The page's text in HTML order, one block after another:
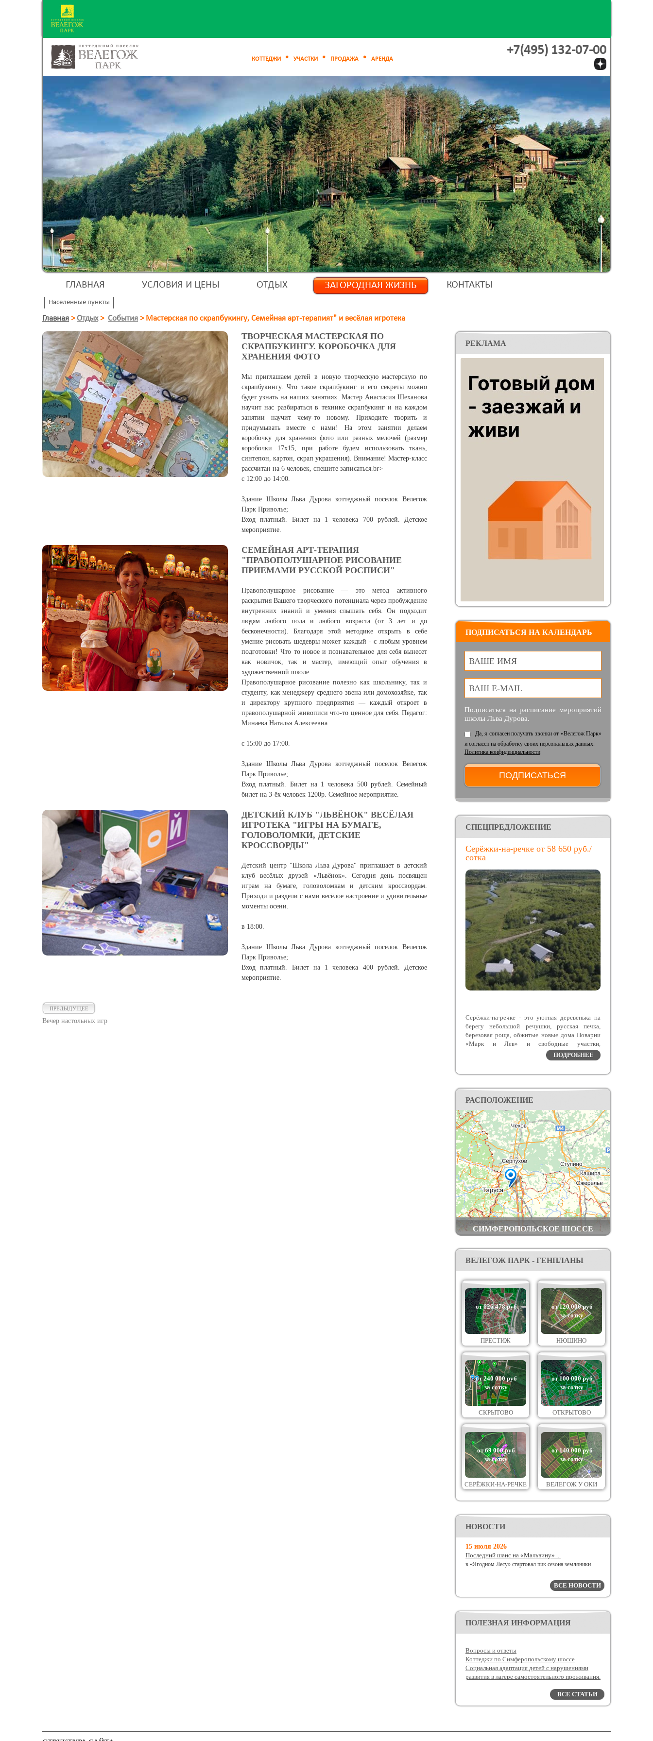
КОТТЕДЖИ УЧАСТКИ ПРОДАЖА АРЕНДА
+7(495) 132-07-00
ГЛАВНАЯ УСЛОВИЯ И ЦЕНЫ ОТДЫХ ЗАГОРОДНАЯ ЖИЗНЬ
Населенные пункты
КОНТАКТЫ
Главная > Отдых > События > Мастерская по скрапбукингу, Семейная арт-терапият" и весёлая игротека
ТВОРЧЕСКАЯ МАСТЕРСКАЯ ПО
СКРАПБУКИНГУ. КОРОБОЧКА ДЛЯ
ХРАНЕНИЯ ФОТО
Мы приглашаем детей в новую творческую мастерскую по
скрапбукингу. Что такое скрапбукинг и его секреты можно
будет узнать на наших занятиях. Мастер Анастасия Шеханова
научит нас разбираться в технике скрапбукинг и на каждом
занятии научит чему-то новому. Приходите творить и
придумывать вместе с нами! На этом занятии делаем
коробочку для хранения фото или разных мелочей (размер
коробочки 17х15, при работе будем использовать ткань,
синтепон, картон, скрап украшения). Внимание! Мастер-класс
рассчитан на 6 человек, спешите записаться.br>
с 12:00 до 14:00.
Здание Школы Льва Дурова коттеджный поселок Велегож
Парк Приволье;
Вход платный. Билет на 1 человека 700 рублей. Детское
мероприятие.
СЕМЕЙНАЯ АРТ-ТЕРАПИЯ
"ПРАВОПОЛУШАРНОЕ РИСОВАНИЕ
ПРИЕМАМИ РУССКОЙ РОСПИСИ"
Правополушарное рисование — это метод активного
раскрытия Вашего творческого потенциала через пробуждение
внутренних знаний и умения слышать себя. Он подходит
людям любого пола и любого возраста (от 3 лет и до
бесконечности). Благодаря этой методике открыть в себе
умение рисовать шедевры может каждый - с любым уровнем
подготовки! Что то новое и познавательное для себя вынесет
как новичок, так и мастер, имеющий опыт обучения в
художественной школе.
Правополушарное рисование полезно как школьнику, так и
студенту, как менеджеру среднего звена или домохозяйке, так
и директору крупного предприятия — каждый откроет в
правополушарной живописи что-то ценное для себя. Педагог:
Минаева Наталья Алексеевна
с 15:00 до 17:00.
Здание Школы Льва Дурова коттеджный поселок Велегож
Парк Приволье;
Вход платный. Билет на 1 человека 500 рублей. Семейный
билет на 3-ёх человек 1200р. Семейное мероприятие.
ДЕТСКИЙ КЛУБ "ЛЬВЁНОК" ВЕСЁЛАЯ
ИГРОТЕКА "ИГРЫ НА БУМАГЕ,
ГОЛОВОЛОМКИ, ДЕТСКИЕ
КРОССВОРДЫ"
Детский центр "Школа Льва Дурова" приглашает в детский
клуб весёлых друзей «Львёнок». Сегодня день посвящен
играм на бумаге, головоломкам и детским кроссвордам.
Приходи и раздели с нами весёлое настроение и удивительные
моменты осени.
в 18:00.
Здание Школы Льва Дурова коттеджный поселок Велегож
Парк Приволье;
Вход платный. Билет на 1 человека 400 рублей. Детское
мероприятие.
ПРЕДЫДУЩЕЕ
Вечер настольных игр
РЕКЛАМА
ПОДПИСАТЬСЯ НА КАЛЕНДАРЬ
ВАШЕ ИМЯ
ВАШ E-MAIL
Подписаться на расписание мероприятий
школы Льва Дурова.
Да, я согласен получать звонки от «Велегож Парк»
и согласен на обработку своих персональных данных.
Политика конфиденциальности
CПЕЦПРЕДЛОЖЕНИЕ
Серёжки-на-речке от 58 650 руб./
сотка
Серёжки-на-речке - это уютная деревенька на
берегу небольшой речушки, русская печка,
березовая роща, обжитые новые дома Поварни
«Марк и Лев» и свободные участки,
расположенные в Заокском районе Тульской
области – экологическом курорте с чистейшим
номинации «Лучший сельский ресторан 2023»
федеральной премии wellness Re Awards (бывшие
Live Organic).
Построены дороги, электрические сети,
водопровод, оптоволоконный интернет кабель,
вай-фай.
Добраться до поселка вы можете: на личном
транспорте – по Симферопольскому шоссе или
по трассе Дон, далее по хорошей
асфальтированной дороге; общественным
транспортом – электричкой Курского
направления до станции Шульгино (в 2 км от
посёлка).
ПОДРОБНЕЕ
РАСПОЛОЖЕНИЕ
СИМФЕРОПОЛЬСКОЕ ШОССЕ
ВЕЛЕГОЖ ПАРК - ГЕНПЛАНЫ
от 626 478 руб
ПРЕСТИЖ
от 120 000 руб
за сотку
НЮШИНО
от 240 000 руб
за сотку
СКРЫТОВО
от 100 000 руб
за сотку
ОТКРЫТОВО
от 69 000 руб
за сотку
СЕРЁЖКИ-НА-РЕЧКЕ
от 140 000 руб
за сотку
ВЕЛЕГОЖ У ОКИ
НОВОСТИ
15 июля 2026
Последний шанс на «Мальвину» ...
в «Ягодном Лесу» стартовал пик сезона земляники
ВСЕ НОВОСТИ
ПОЛЕЗНАЯ ИНФОРМАЦИЯ
Вопросы и ответы
Коттеджи по Симферопольскому шоссе
Социальная адаптация детей с нарушениями
развития в лагере самостоятельного проживания.
ВСЕ СТАТЬИ